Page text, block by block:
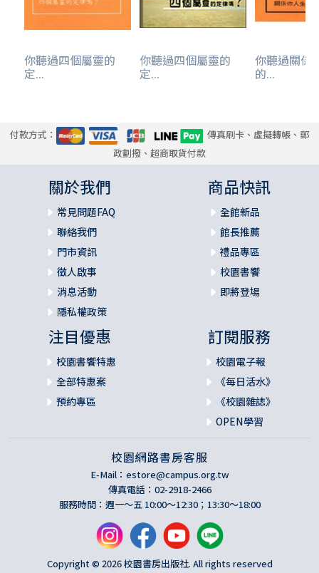
你聽過四個屬靈的
定...
你聽過四個屬靈的
定...
你聽過關係
的...
付款方式：
傳真刷卡、虛擬轉帳、郵
政劃撥、超商取貨付款
關於我們
常見問題FAQ
聯絡我們
門市資訊
徵人啟事
消息活動
隱私權政策
商品快訊
全館新品
館長推薦
禮品專區
校園書饗
即將登場
注目優惠
校園書饗特惠
全部特惠案
預約專區
訂閱服務
校園電子報
《每日活水》
《校園雜誌》
OPEN學習
校園網路書房客服
E-Mail： estore@campus.org.tw
傳真電話：02-2918-2466
服務時間：週一～五 10:00～12:30；13:30～18:00
Copyright © 2026 校園書房出版社. All rights reserved